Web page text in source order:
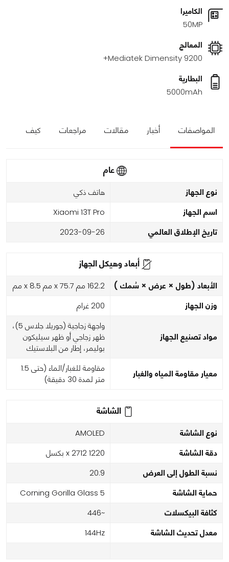
الكاميرا
50MP
المعالج
Mediatek Dimensity 9200+
البطارية
5000mAh
المواصفات أخبار مقالات مراجعات كيف
عام
نوع الجهاز هاتف ذكي
اسم الجهاز Xiaomi 13T Pro
تاريخ الإطلاق العالمي 2023-09-26
أبعاد وهيكل الجهاز
الأبعاد (طول × عرض × سُمك ) 162.2 مم x 75.7 مم x 8.5 مم
وزن الجهاز 200 غرام
مواد تصنيع الجهاز
واجهة زجاجية (جوريلا جلاس 5)،
ظهر زجاجي أو ظهر سيليكون
بوليمر، إطار من البلاستيك
معيار مقاومة المياه والغبار
مقاومة للغبار/الماء (حتى 1.5
متر لمدة 30 دقيقة)
الشاشة
نوع الشاشة AMOLED
دقة الشاشة 1220 x 2712 بكسل
نسبة الطول إلى العرض 20:9
حماية الشاشة Corning Gorilla Glass 5
كثافة البيكسلات ~446
معدل تحديث الشاشة 144Hz